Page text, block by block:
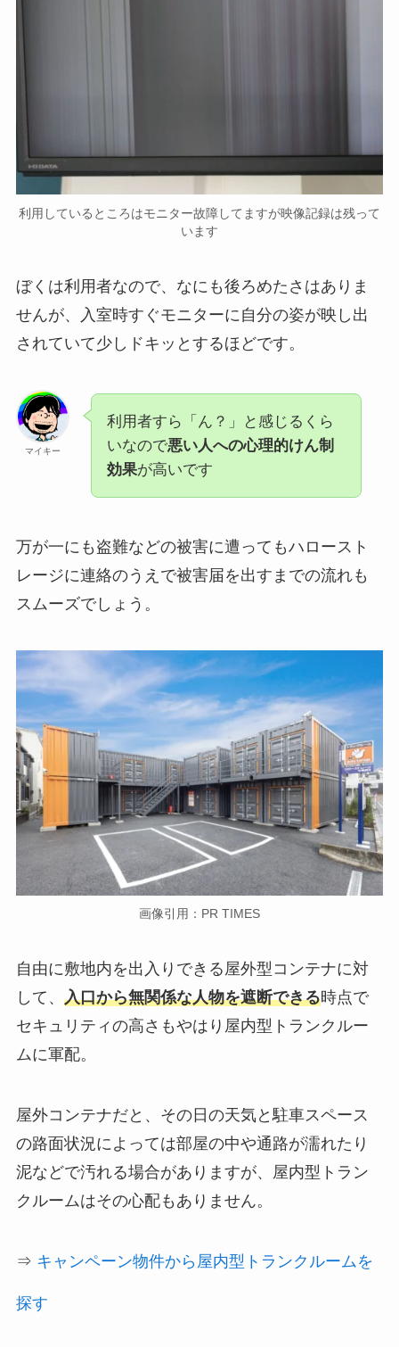
利用しているところはモニター故障してますが映像記録は残って
います
ぼくは利用者なので、なにも後ろめたさはありま
せんが、入室時すぐモニターに自分の姿が映し出
されていて少しドキッとするほどです。
マイキー
利用者すら「ん？」と感じるくら
いなので悪い人への心理的けん制
効果が高いです
万が一にも盗難などの被害に遭ってもハロースト
レージに連絡のうえで被害届を出すまでの流れも
スムーズでしょう。
画像引用：PR TIMES
自由に敷地内を出入りできる屋外型コンテナに対
して、 入口から無関係な人物を遮断できる時点で
セキュリティの高さもやはり屋内型トランクルー
ムに軍配。
屋外コンテナだと、その日の天気と駐車スペース
の路面状況によっては部屋の中や通路が濡れたり
泥などで汚れる場合がありますが、屋内型トラン
クルームはその心配もありません。
⇒ キャンペーン物件から屋内型トランクルームを
探す